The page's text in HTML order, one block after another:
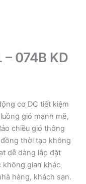
074B KD
cơ DC tiết kiệm
gió mạnh mẽ,
chiều gió thông
thời tạo không
dễ dàng lắp đặt
không gian khác
hàng, khách sạn.